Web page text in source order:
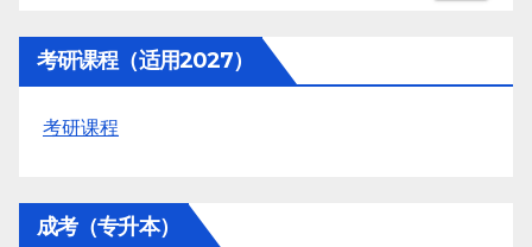
考研课程（适用2027）
考研课程
成考（专升本）